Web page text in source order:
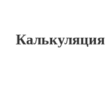
Калькуляция